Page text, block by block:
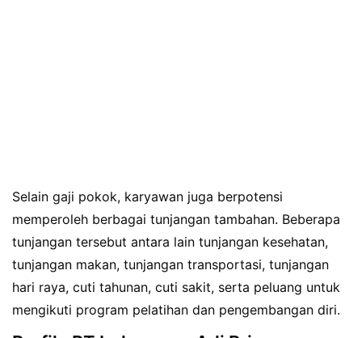
Selain gaji pokok, karyawan juga berpotensi
memperoleh berbagai tunjangan tambahan. Beberapa
tunjangan tersebut antara lain tunjangan kesehatan,
tunjangan makan, tunjangan transportasi, tunjangan
hari raya, cuti tahunan, cuti sakit, serta peluang untuk
mengikuti program pelatihan dan pengembangan diri.